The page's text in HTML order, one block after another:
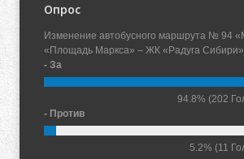
Опрос
Изменение автобусного маршрута № 94
«Площадь Маркса» – ЖК «Радуга Сибири»
- За
94.8% (202
- Против
5.2% (11